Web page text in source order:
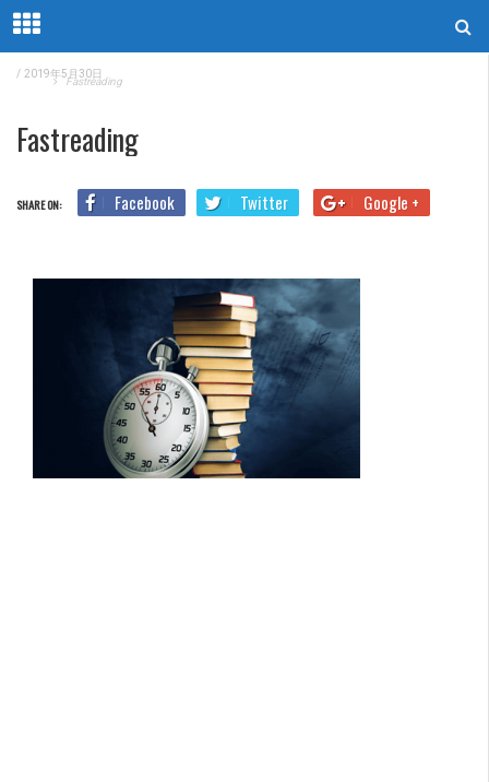
Home Fastreading
/ 2019年5月30日
Fastreading
SHARE ON: Facebook Twitter Google +